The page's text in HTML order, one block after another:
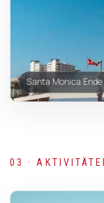
Santa Monica
03 ·